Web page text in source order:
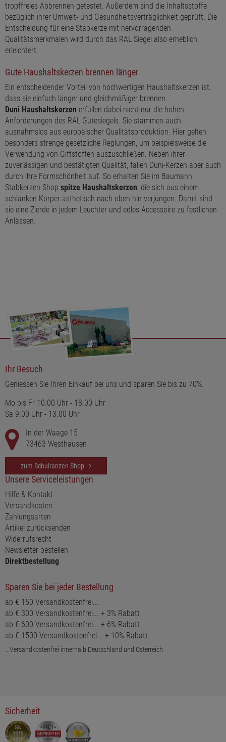
tropffreies Abbrennen getestet. Außerdem sind die Inhaltsstoffe
bezüglich ihrer Umwelt- und Gesundheitsverträglichkeit geprüft. Die
Entscheidung für eine Stabkerze mit hervorragenden
Qualitätsmerkmalen wird durch das RAL Siegel also erheblich
erleichtert.
Gute Haushaltskerzen brennen länger
Ein entscheidender Vorteil von hochwertigen Haushaltskerzen ist,
dass sie einfach länger und gleichmäßiger brennen.
Duni Haushaltskerzen erfüllen dabei nicht nur die hohen
Anforderungen des RAL Gütesiegels. Sie stammen auch
ausnahmslos aus europäischer Qualitätsproduktion. Hier gelten
besonders strenge gesetzliche Reglungen, um beispielsweise die
Verwendung von Giftstoffen auszuschließen. Neben ihrer
zuverlässigen und bestätigten Qualität, fallen Duni-Kerzen aber auch
durch ihre Formschönheit auf. So erhalten Sie im Baumann
Stabkerzen Shop spitze Haushaltskerzen, die sich aus einem
schlanken Körper ästhetisch nach oben hin verjüngen. Damit sind
sie eine Zierde in jedem Leuchter und edles Accessoire zu festlichen
Anlässen.
Ihr Besuch
Geniessen Sie Ihren Einkauf bei uns und sparen Sie bis zu 70%.
Mo bis Fr 10.00 Uhr - 18.00 Uhr
Sa 9.00 Uhr - 13.00 Uhr
In der Waage 15
73463 Westhausen
zum Schulranzen-Shop
Unsere Serviceleistungen
Hilfe & Kontakt
Versandkosten
Zahlungsarten
Artikel zurücksenden
Widerrufsrecht
Newsletter bestellen
Direktbestellung
Sparen Sie bei jeder Bestellung
ab € 150 Versandkostenfrei...
ab € 300 Versandkostenfrei... + 3% Rabatt
ab € 600 Versandkostenfrei... + 6% Rabatt
ab € 1500 Versandkostenfrei... + 10% Rabatt
...Versandkostenfrei innerhalb Deutschland und Österreich
Sicherheit